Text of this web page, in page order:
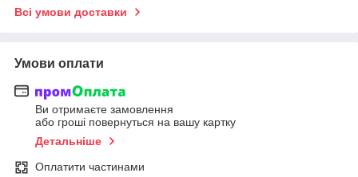
Всі умови доставки
Умови оплати
Ви отримаєте замовлення
або гроші повернуться на вашу картку
Детальніше
Оплатити частинами